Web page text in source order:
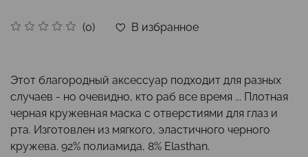
(0) В избранное
Этот благородный аксессуар подходит для разных
случаев - но очевидно, кто раб все время ... Плотная
черная кружевная маска с отверстиями для глаз и
рта. Изготовлен из мягкого, эластичного черного
кружева. 92% полиамида, 8% Elasthan.